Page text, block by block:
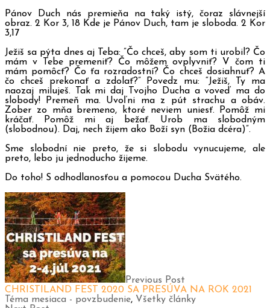
Pánov Duch nás premieňa na taký istý, čoraz slávnejší
obraz. 2 Kor 3, 18 Kde je Pánov Duch, tam je sloboda. 2 Kor
3,17
Ježiš sa pýta dnes aj Teba: ”Čo chceš, aby som ti urobil? Čo
mám v Tebe premeniť? Čo môžem ovplyvniť? V čom ti
mám pomôcť? Čo ťa rozradostní? Čo chceš dosiahnuť? A
čo chceš prekonať a zdolať?” Povedz mu: “Ježiš, Ty ma
naozaj miluješ. Tak mi daj Tvojho Ducha a voveď ma do
slobody! Premeň ma. Uvoľni ma z pút strachu a obáv.
Zober zo mňa bremeno, ktoré neviem uniesť. Pomôž mi
kráčať. Pomôž mi aj bežať. Urob ma slobodným
(slobodnou). Daj, nech žijem ako Boží syn (Božia dcéra)”.
Sme slobodní nie preto, že si slobodu vynucujeme, ale
preto, lebo ju jednoducho žijeme.
Do toho! S odhodlanosťou a pomocou Ducha Svätého.
Previous Post
CHRISTILAND FEST 2020 SA PRESÚVA NA ROK 2021
Téma mesiaca - povzbudenie, Všetky články